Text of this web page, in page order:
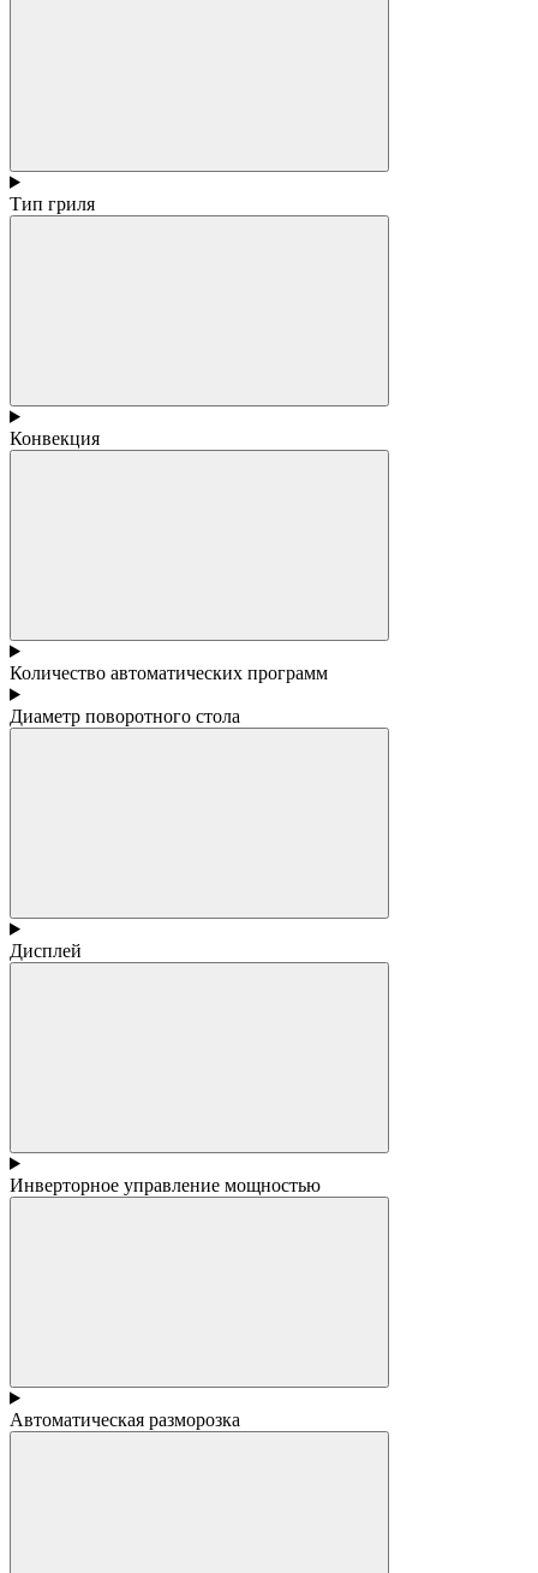
Тип гриля
Конвекция
Количество автоматических программ
Диаметр поворотного стола
Дисплей
Инверторное управление мощностью
Автоматическая разморозка